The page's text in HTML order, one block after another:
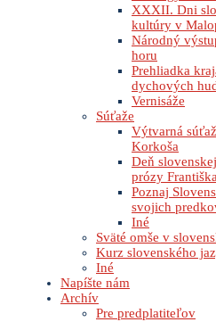
XXXII. Dni
kultúry v
Národný
horu
Prehliadka
dychových
Vernisáže
Súťaže
Výtvarná
Korkoša
Deň
prózy
Poznaj
svojich
Iné
Sväté omše v
Kurz slovenského
Iné
Napíšte nám
Archív
Pre predplatiteľov